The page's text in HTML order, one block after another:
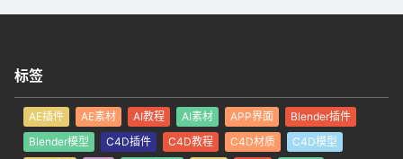
标签
AE插件 AE素材 AI教程 AI素材 APP界面
Blender插件
Blender模型
C4D插件 C4D教程 C4D材质
C4D模型